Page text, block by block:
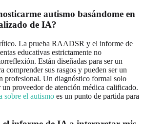
autismo basándome en
de IA?
La prueba RAADSR y el informe de
educativas estrictamente no
Están diseñadas para ser un
comprender sus rasgos y pueden ser un
profesional. Un diagnóstico formal solo
un proveedor de atención médica calificado.
sobre el autismo es un punto de partida para